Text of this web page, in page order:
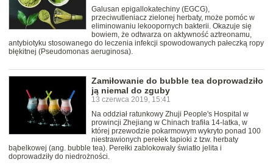
Galusan epigallokatechiny (EGCG),
przeciwutleniacz zielonej herbaty, może pomóc w
eliminowaniu lekoopornych bakterii. Okazuje się
bowiem, że odtwarza on aktywność aztreonamu,
antybiotyku stosowanego do leczenia infekcji spowodowanych pałeczką ropy
błękitnej (Pseudomonas aeruginosa).
Zamiłowanie do bubble tea doprowadziło
ją niemal do zguby
13 czerwca 2019, 15:41
Na oddział ratunkowy Zhuji People's Hospital w
prowincji Zhejiang w Chinach trafiła 14-latka, w
której przewodzie pokarmowym wykryto ponad 100
niestrawionych perełek tapioki z tzw. herbaty
bąbelkowej (ang. bubble tea). Perełki zablokowały światło jelita i
doprowadziły do niedrożności.